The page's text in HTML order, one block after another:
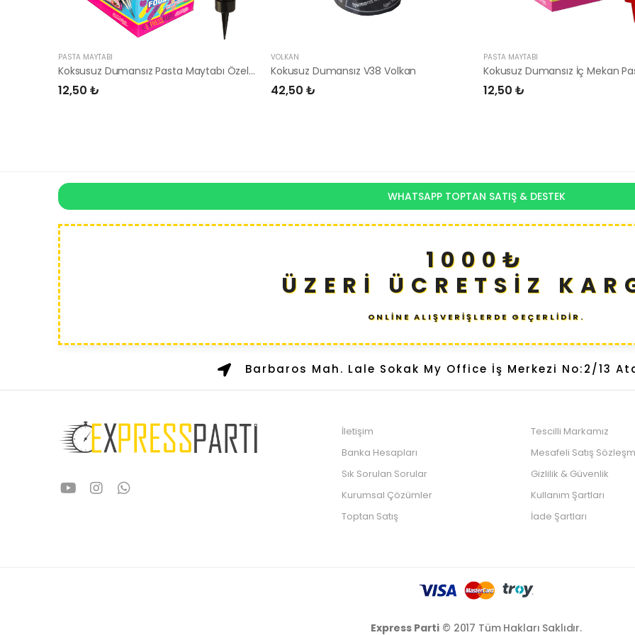
PASTA MAYTABI
Koksusuz Dumansız Pasta Maytabı Özel Seri
12,50 ₺
VOLKAN
Kokusuz Dumansız V38 Volkan
42,50 ₺
PASTA MAYTABI
12,50 ₺
WHATSAPP TOPTAN SATIŞ & DESTEK
1000₺
ÜZERİ ÜCRETSİZ
ONLİNE ALIŞVERİŞLERDE GEÇERLİDİR.
Barbaros Mah. Lale Sokak My Office İş Merkezi No:2/13
İletişim
Banka Hesapları
Sık Sorulan Sorular
Kurumsal Çözümler
Toptan Satış
Tescilli Markamız
Mesafeli Satış
Gizlilik & Güvenlik
Kullanım Şartları
İade Şartları
Express Parti © 2017 Tüm Hakları Saklıdır.